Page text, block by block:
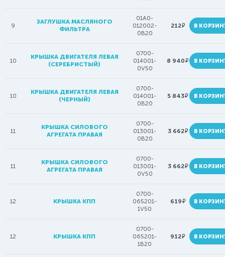
9
ЗАГЛУШКА МАСЛЯНОГО
ФИЛЬТРА
01A0-
012002-
0B20
212руб. В
10
КРЫШКА ДВИГАТЕЛЯ ЛЕВАЯ
(СЕРЕБРИСТЫЙ)
0700-
014001-
0V50
8 940руб. В
10
КРЫШКА ДВИГАТЕЛЯ ЛЕВАЯ
(ЧЕРНЫЙ)
0700-
014001-
0B20
5 843руб. В
11
КРЫШКА СИЛОВОГО
АГРЕГАТА ПРАВАЯ
0700-
013001-
0B20
3 662руб. В
11
КРЫШКА СИЛОВОГО
АГРЕГАТА ПРАВАЯ
0700-
013001-
0V50
3 662руб. В
12 КРЫШКА КПП
0700-
065201-
1V50
619руб. В
12 КРЫШКА КПП
0700-
065201-
1B20
912руб. В